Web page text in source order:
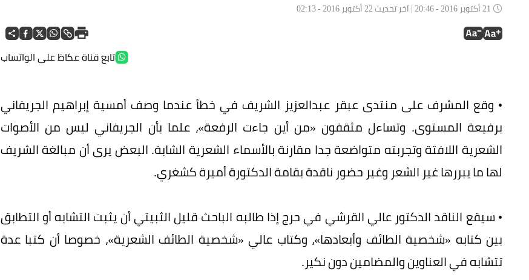
تابع قناة عكاظ على الواتساب
• وقع المشرف على منتدى عبقر عبدالعزيز الشريف في خطأ عندما وصف أمسية إبراهيم الجريفاني
برفيعة المستوى. وتساءل مثقفون «من أين جاءت الرفعة»، علما بأن الجريفاني ليس من الأصوات
الشعرية اللافتة وتجربته متواضعة جدا مقارنة بالأسماء الشعرية الشابة. البعض يرى أن مبالغة الشريف
لها ما يبررها غير الشعر وغير حضور ناقدة بقامة الدكتورة أميرة كشغري.
• سيقع الناقد الدكتور عالي القرشي في حرج إذا طالبه الباحث قليل الثبيتي أن يثبت التشابه أو التطابق
بين كتابه «شخصية الطائف وأبعادها»، وكتاب عالي «شخصية الطائف الشعرية»، خصوصا أن كتبا عدة
تتشابه في العناوين والمضامين دون نكير.